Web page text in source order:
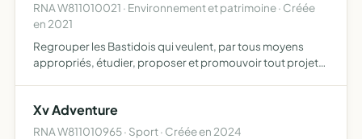
RNA W811010021 · Environnement et patrimoine · Créée
en 2021
Regrouper les Bastidois qui veulent, par tous moyens
appropriés, étudier, proposer et promouvoir tout projet
Xv Adventure
RNA W811010965 · Sport · Créée en 2024